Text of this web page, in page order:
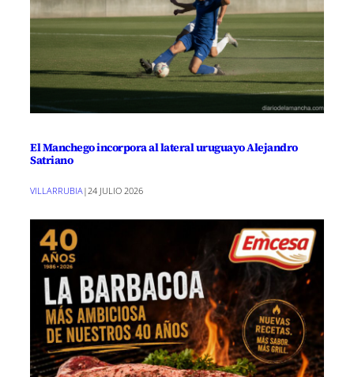
El Manchego incorpora al lateral uruguayo Alejandro
Satriano
VILLARRUBIA | 24 JULIO 2026